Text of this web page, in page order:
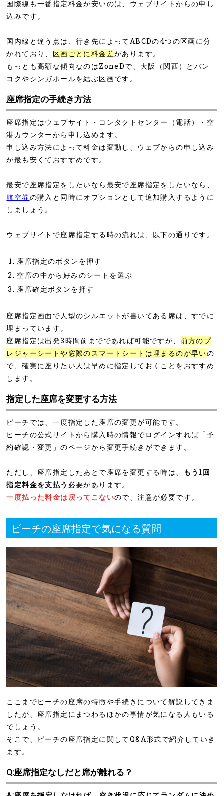
国際線も一番指定料金が安いのは、ウェブサイトからの申し
込みです。
国内線と違う点は、行き先によってABCDの4つの区画に分
かれており、 区画ごとに料金差があります。
もっとも高額な傾向なのはZoneDで、大阪（関西）とバン
コクやシンガポールを結ぶ区画です。
座席指定の手続き方法
座席指定はウェブサイト・コンタクトセンター（電話）・空
港カウンターから申し込めます。
申し込み方法によって料金は変動し、ウェブからの申し込み
が最も安くておすすめです。
最安で座席指定をしたいなら最安で座席指定をしたいなら、
航空券の購入と同時にオプションとして追加購入するように
しましょう。
ウェブサイトで座席指定する時の流れは、以下の通りです。
座席指定のボタンを押す
空席の中から好みのシートを選ぶ
座席確定ボタンを押す
座席指定画面で人型のシルエットが書いてある席は、すでに
埋まっています。
座席指定は出発3時間前までであれば可能ですが、 前方のプ
レジャーシートや窓際のスマートシートは埋まるのが早いの
で、確実に座りたい人は早めに指定しておくことをおすすめ
します。
指定した座席を変更する方法
ピーチでは、一度指定した座席の変更が可能です。
ピーチの公式サイトから購入時の情報でログインすれば「予
約確認・変更」のページから変更手続きができます。
ただし、座席指定したあとで座席を変更する時は、
もう1回
指定料金を支払う 必要があります。
一度払った料金は戻ってこないので、注意が必要です。
ピーチの座席指定で気になる質問
ここまでピーチの座席の特徴や手続きについて解説してきま
したが、座席指定にまつわるほかの事情が気になる人もいる
でしょう。
そこで、ピーチの座席指定に関してQ&A形式で紹介していき
ます。
Q:座席指定なしだと席が離れる？